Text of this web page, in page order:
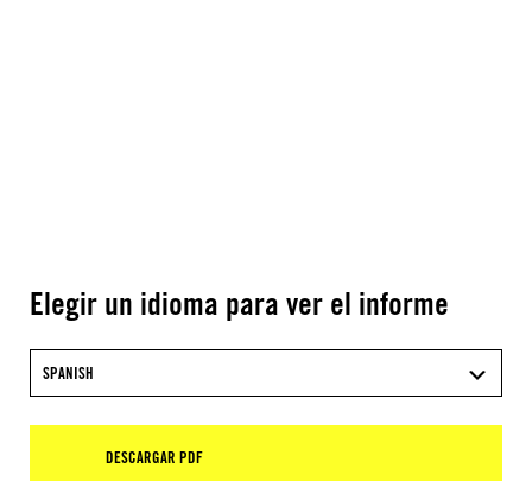
Elegir un idioma para ver el informe
SPANISH
DESCARGAR PDF